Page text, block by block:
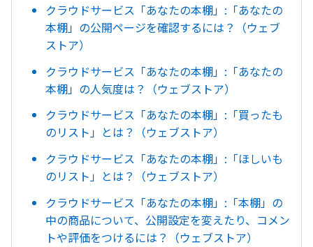
クラウドサービス「あなたの本棚」:「あなたの
本棚」の公開ページを確認するには？（ウェブ
ストア）
クラウドサービス「あなたの本棚」:「あなたの
本棚」の人気度は？（ウェブストア）
クラウドサービス「あなたの本棚」:「買ったも
のリスト」とは？（ウェブストア）
クラウドサービス「あなたの本棚」:「ほしいも
のリスト」とは？（ウェブストア）
クラウドサービス「あなたの本棚」:「本棚」の
中の商品について、公開設定を変えたり、コメン
トや評価をつけるには？（ウェブストア）